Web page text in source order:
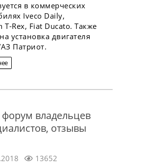
в коммерческих
Iveco Daily,
T-Rex, Fiat Ducato. Также
установка двигателя
Патриот.
владельцев
отзывы
13652